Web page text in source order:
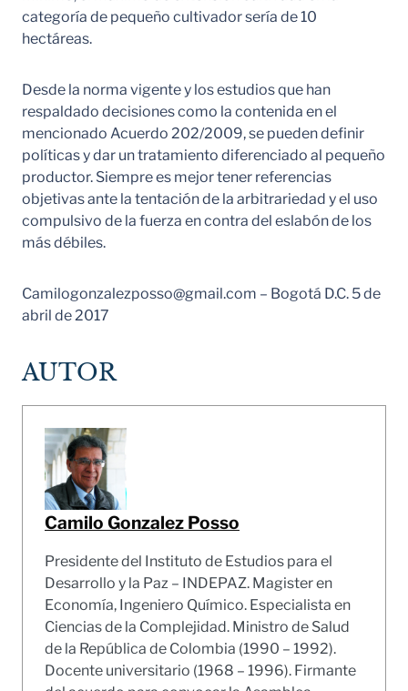
categoría de pequeño cultivador sería de 10
hectáreas.
Desde la norma vigente y los estudios que han
respaldado decisiones como la contenida en el
mencionado Acuerdo 202/2009, se pueden definir
políticas y dar un tratamiento diferenciado al pequeño
productor. Siempre es mejor tener referencias
objetivas ante la tentación de la arbitrariedad y el uso
compulsivo de la fuerza en contra del eslabón de los
más débiles.
Camilogonzalezposso@gmail.com – Bogotá D.C. 5 de
abril de 2017
AUTOR
Camilo Gonzalez Posso
Presidente del Instituto de Estudios para el
Desarrollo y la Paz – INDEPAZ. Magister en
Economía, Ingeniero Químico. Especialista en
Ciencias de la Complejidad. Ministro de Salud
de la República de Colombia (1990 – 1992).
Docente universitario (1968 – 1996). Firmante